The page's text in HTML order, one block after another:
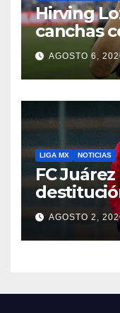
Hirving
canchas
AGOSTO 6,
LIGA MX NOTICIAS
FC
Caixinha
AGOSTO 2,